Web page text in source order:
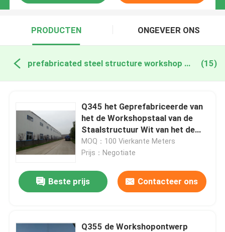
PRODUCTEN ONGEVEER ONS
prefabricated steel structure workshop online fabricage (15)
Q345 het Geprefabriceerde van
het de Workshopstaal van de
Staalstructuur Wit van het de
Bundelpakhuis
MOQ：100 Vierkante Meters
Prijs：Negotiate
Beste prijs Contacteer ons
Q355 de Workshopontwerp